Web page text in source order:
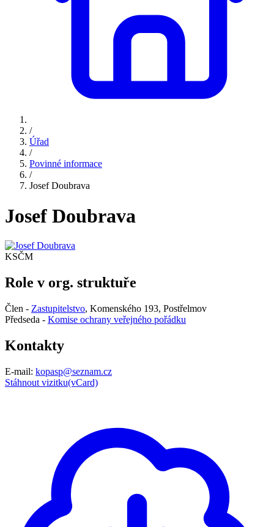
/
Úřad
/
Povinné informace
/
Josef Doubrava
Josef Doubrava
KSČM
Role v org. struktuře
Člen - Zastupitelstvo, Komenského 193, Postřelmov
Předseda - Komise ochrany veřejného pořádku
Kontakty
E-mail: kopasp@seznam.cz
Stáhnout vizitku(vCard)